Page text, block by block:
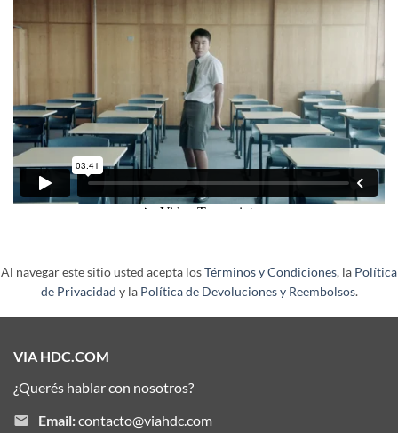
Al navegar este sitio usted acepta losTérminos y Condiciones, la Política
de Privacidad y la Política de Devoluciones y Reembolsos.
VIA HDC.COM
¿Querés hablar con nosotros?
Email:contacto@viahdc.com